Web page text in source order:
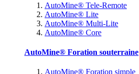
AutoMine® Tele-Remote
AutoMine® Lite
AutoMine® Multi-Lite
AutoMine® Core
AutoMine® Foration souterraine
AutoMine® Foration simple